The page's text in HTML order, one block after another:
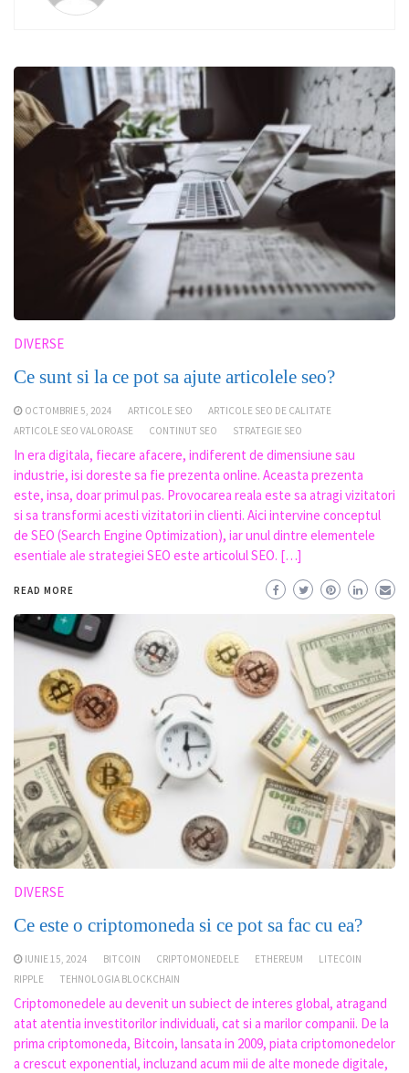
DIVERSE
Ce sunt si la ce pot sa ajute articolele seo?
OCTOMBRIE 5, 2024 ARTICOLE SEO
ARTICOLE SEO DE CALITATE
ARTICOLE SEO VALOROASE
CONTINUT SEO STRATEGIE SEO
In era digitala, fiecare afacere, indiferent de dimensiune sau
industrie, isi doreste sa fie prezenta online. Aceasta prezenta
este, insa, doar primul pas. Provocarea reala este sa atragi vizitatori
si sa transformi acesti vizitatori in clienti. Aici intervine conceptul
de SEO (Search Engine Optimization), iar unul dintre elementele
esentiale ale strategiei SEO este articolul SEO. […]
READ MORE
DIVERSE
Ce este o criptomoneda si ce pot sa fac cu ea?
IUNIE 15, 2024 BITCOIN CRIPTOMONEDELE ETHEREUM
LITECOIN
RIPPLE
TEHNOLOGIA BLOCKCHAIN
Criptomonedele au devenit un subiect de interes global, atragand
atat atentia investitorilor individuali, cat si a marilor companii. De la
prima criptomoneda, Bitcoin, lansata in 2009, piata criptomonedelor
a crescut exponential, incluzand acum mii de alte monede digitale,